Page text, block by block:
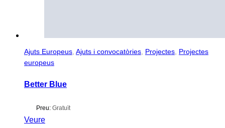
Ajuts Europeus, Ajuts i convocatòries, Projectes, Projectes
europeus
Better Blue
Preu: Gratuït
Veure